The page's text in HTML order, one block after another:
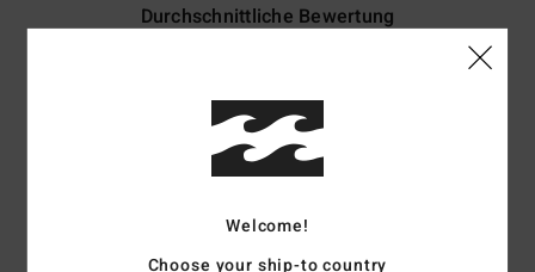
Durchschnittliche Bewertung
2 verifizierten Bewertungen
50% unserer Kunden empfehlen dieses Produkt
5.0
Welcome!
Choose your ship-to country